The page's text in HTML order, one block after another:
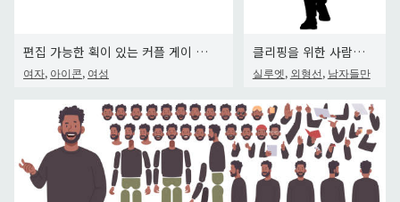
편집 가능한 획이 있는 커플 게이 커플 라인 아이콘입니다. Icon은 웹 디자인, 모바일 앱, UI, UX 및...
여자, 아이콘, 여성
클리핑을 위한 사람들의 흑백 벡터 실루엣
실루엣, 외형선 , 남자들만